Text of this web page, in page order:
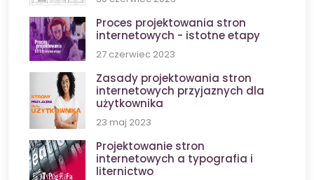
Proces projektowania stron
internetowych - istotne etapy
27 czerwiec 2023
Zasady projektowania stron
internetowych przyjaznych dla
użytkownika
23 maj 2023
Projektowanie stron
internetowych a typografia i
liternictwo